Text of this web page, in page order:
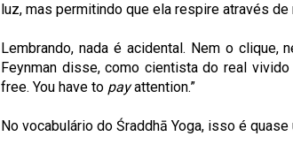
luz, mas permitindo que ela respire através de
Lembrando, nada é acidental. Nem o clique,
Feynman disse, como cientista do real
free. You have to payattention.”
No vocabulário do Śraddhā Yoga, isso é